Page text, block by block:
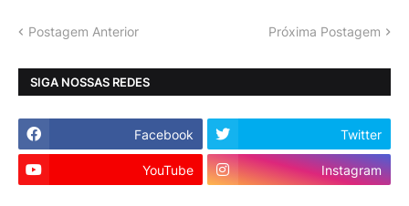
Postagem Anterior Próxima Postagem
SIGA NOSSAS REDES
Facebook Twitter
YouTube Instagram